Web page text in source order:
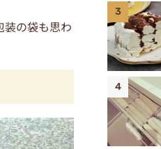
装の袋も思わ